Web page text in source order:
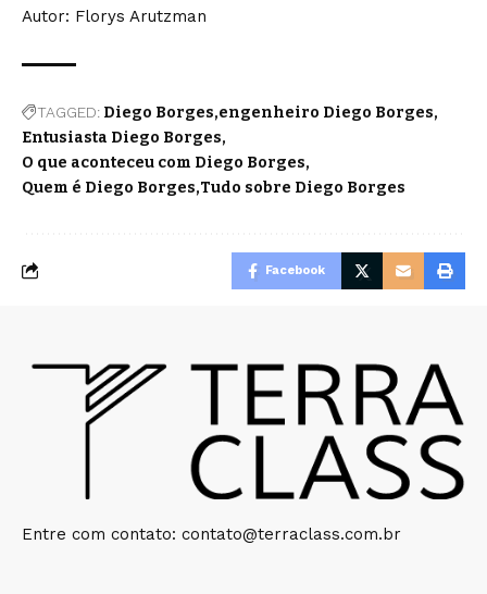
Autor: Florys Arutzman
TAGGED: Diego Borges engenheiro Diego Borges
Entusiasta Diego Borges
O que aconteceu com Diego Borges
Quem é Diego Borges Tudo sobre Diego Borges
Facebook
Entre com contato: contato@terraclass.com.br